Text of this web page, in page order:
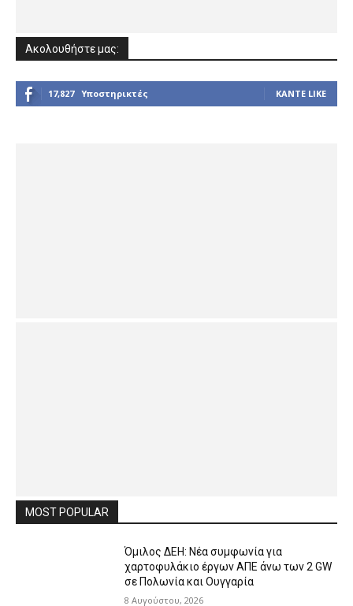
Ακολουθήστε μας:
17,827 Υποστηρικτές ΚΆΝΤΕ LIKE
MOST POPULAR
Όμιλος ΔΕΗ: Νέα συμφωνία για
χαρτοφυλάκιο έργων ΑΠΕ άνω των 2 GW
σε Πολωνία και Ουγγαρία
8 Αυγούστου, 2026